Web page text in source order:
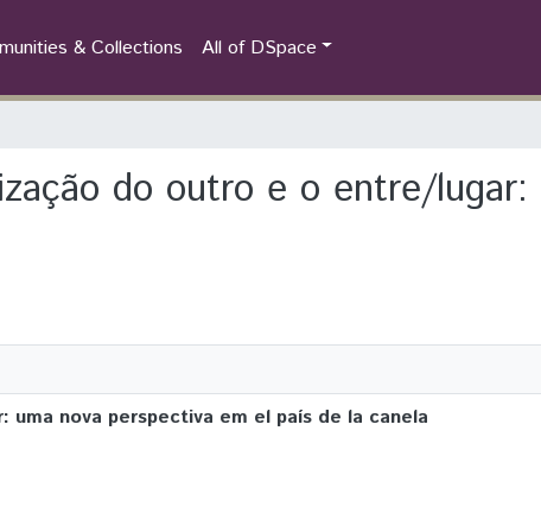
& Collections All of DSpace
do outro e o entre/lugar:
nova perspectiva em el país de la canela